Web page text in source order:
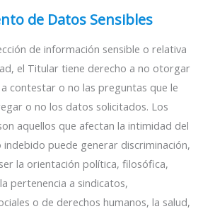
de Datos Sensibles
de información sensible o relativa
el Titular tiene derecho a no otorgar
contestar o no las preguntas que le
o no los datos solicitados. Los
aquellos que afectan la intimidad del
puede generar discriminación,
la orientación política, filosófica,
pertenencia a sindicatos,
o de derechos humanos, la salud,